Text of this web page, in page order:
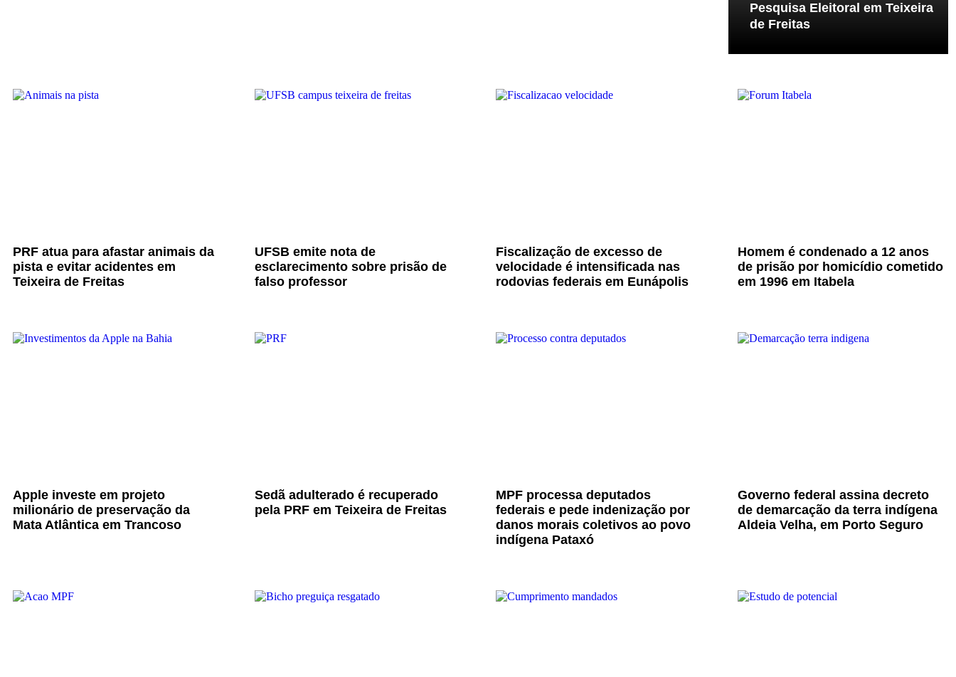
Pesquisa Eleitoral em Teixeira
de Freitas
PRF atua para afastar animais da
pista e evitar acidentes em
Teixeira de Freitas
UFSB emite nota de
esclarecimento sobre prisão de
falso professor
Fiscalização de excesso de
velocidade é intensificada nas
rodovias federais em Eunápolis
Homem é condenado a 12 anos
de prisão por homicídio cometido
em 1996 em Itabela
Apple investe em projeto
milionário de preservação da
Mata Atlântica em Trancoso
Sedã adulterado é recuperado
pela PRF em Teixeira de Freitas
MPF processa deputados
federais e pede indenização por
danos morais coletivos ao povo
indígena Pataxó
Governo federal assina decreto
de demarcação da terra indígena
Aldeia Velha, em Porto Seguro